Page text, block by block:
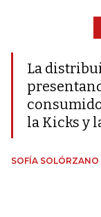
La
la Kicks y
SOFÍA SOLÓRZANO